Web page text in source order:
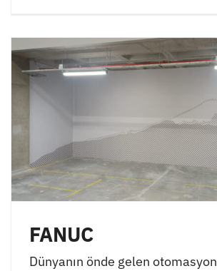
FANUC
Dünyanın önde gelen otomasyon